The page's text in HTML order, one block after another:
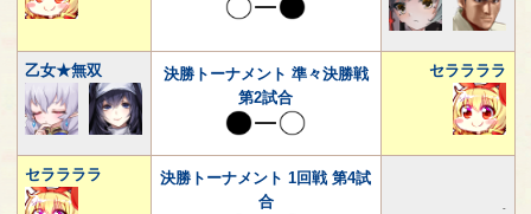
乙女★無双
決勝トーナメント 準々決勝戦
第2試合
セララララ
セララララ
決勝トーナメント 1回戦 第4試
合
-